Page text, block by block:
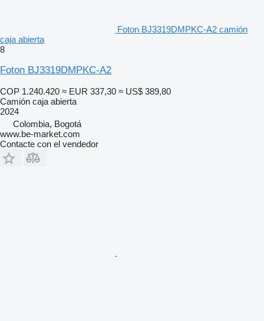
Foton BJ3319DMPKC-A2 camión
caja abierta
8
Foton BJ3319DMPKC-A2
COP 1.240.420 ≈ EUR 337,30 ≈ US$ 389,80
Camión caja abierta
2024
Colombia, Bogotá
www.be-market.com
Contacte con el vendedor